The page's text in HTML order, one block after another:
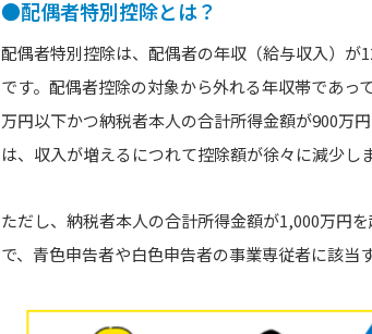
●配偶者特別控除とは？
配偶者特別控除は、配偶者の年収（給与収入）
です。配偶者控除の対象から外れる年収帯であっ
万円以下かつ納税者本人の合計所得金額が900万
は、収入が増えるにつれて控除額が徐々に減少しま
ただし、納税者本人の合計所得金額が1,000万円
で、青色申告者や白色申告者の事業専従者に該当